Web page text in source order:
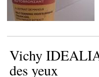
Vichy
des yeux